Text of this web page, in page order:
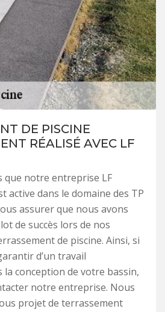
DE PISCINE
RÉALISÉ AVEC LF
que notre entreprise LF
active dans le domaine des TP
assurer que nous avons
de succès lors de nos
de piscine. Ainsi, si
d’un travail
conception de votre bassin,
notre entreprise. Nous
projet de terrassement